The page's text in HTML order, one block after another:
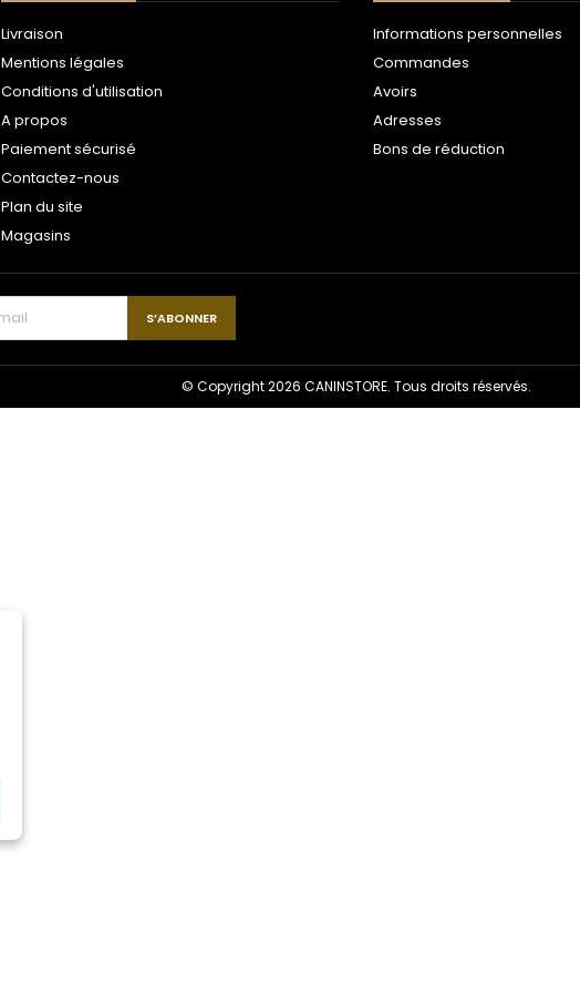
Livraison
Mentions légales
Conditions d'utilisation
A propos
Paiement sécurisé
Contactez-nous
Plan du site
Magasins
Informations personnelles
Commandes
Avoirs
Adresses
Bons de réduction
© Copyright 2026 CANINSTORE. Tous droits réservés.